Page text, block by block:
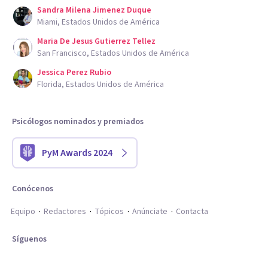
Sandra Milena Jimenez Duque
Miami, Estados Unidos de América
Maria De Jesus Gutierrez Tellez
San Francisco, Estados Unidos de América
Jessica Perez Rubio
Florida, Estados Unidos de América
Psicólogos nominados y premiados
PyM Awards 2024
Conócenos
Equipo
Redactores Tópicos Anúnciate Contacta
Síguenos